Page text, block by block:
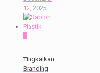
12, 2025
Tingkatkan
Branding